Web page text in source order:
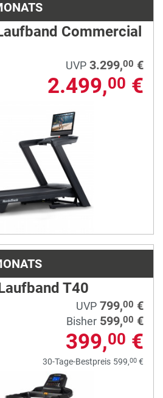
Commercial
UVP 3.299,00 €
2.499,00 €
T40
UVP 799,00 €
Bisher 599,00 €
399,00 €
30-Tage-Bestpreis 599,00 €